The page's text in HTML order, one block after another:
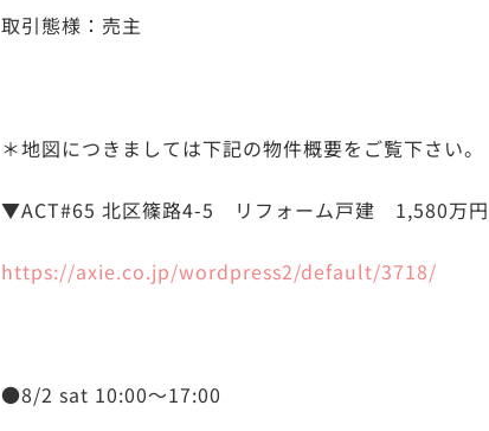
取引態様：売主
＊地図につきましては下記の物件概要をご覧下さい。
▼ACT#65 北区篠路4-5 リフォーム戸建 1,580万円
https://axie.co.jp/wordpress2/default/3718/
●8/2 sat 10:00～17:00